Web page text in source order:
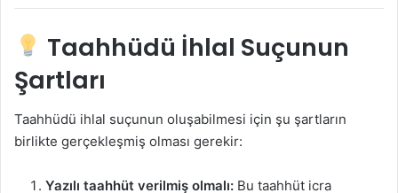
Taahhüdü İhlal Suçunun
Şartları
Taahhüdü ihlal suçunun oluşabilmesi için şu şartların
birlikte gerçekleşmiş olması gerekir:
Yazılı taahhüt verilmiş olmalı: Bu taahhüt icra